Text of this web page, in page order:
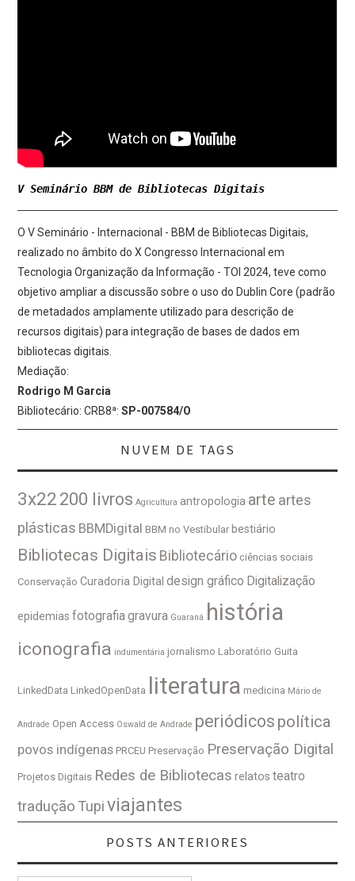
V Seminário BBM de Bibliotecas Digitais
O V Seminário - Internacional - BBM de Bibliotecas Digitais,
realizado no âmbito do X Congresso Internacional em
Tecnologia Organização da Informação - TOI 2024, teve como
objetivo ampliar a discussão sobre o uso do Dublin Core (padrão
de metadados amplamente utilizado para descrição de
recursos digitais) para integração de bases de dados em
bibliotecas digitais.
Mediação:
Rodrigo M Garcia
Bibliotecário: CRB8ª:SP-007584/O
NUVEM DE TAGS
3x22 200 livros Agricultura antropologia arte artes
plásticas BBMDigital BBM no Vestibular bestiário
Bibliotecas Digitais Bibliotecário ciências sociais
Conservação Curadoria Digital design gráfico Digitalização
epidemias fotografiagravura Guaraná história
iconografia indumentária jornalismo Laboratório Guita
LinkedData LinkedOpenData literatura medicina Mário de
Andrade Open Access Oswald de Andrade periódicos política
povos indígenas PRCEU Preservação Preservação Digital
Projetos Digitais Redes de Bibliotecas relatos teatro
tradução Tupi viajantes
POSTS ANTERIORES